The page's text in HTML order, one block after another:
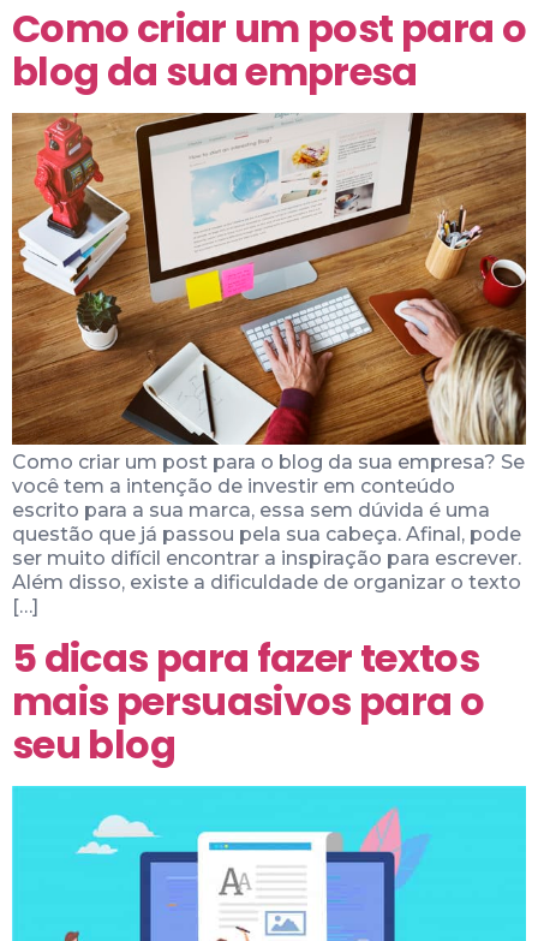
Como criar um post para o
blog da sua empresa
Como criar um post para o blog da sua empresa? Se
você tem a intenção de investir em conteúdo
escrito para a sua marca, essa sem dúvida é uma
questão que já passou pela sua cabeça. Afinal, pode
ser muito difícil encontrar a inspiração para escrever.
Além disso, existe a dificuldade de organizar o texto
[…]
5 dicas para fazer textos
mais persuasivos para o
seu blog